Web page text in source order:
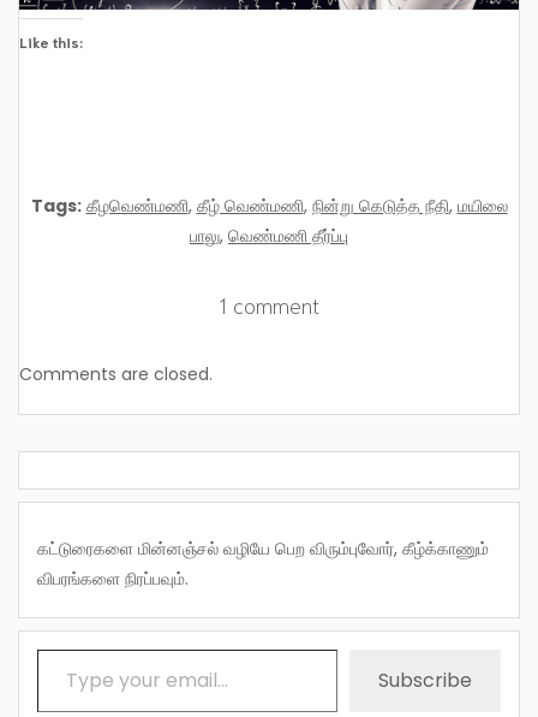
Like this:
Tags: கீழவெண்மணி, கீழ் வெண்மணி, நின்று கெடுத்த நீதி, மயிலை
பாலு, வெண்மணி தீர்ப்பு
1 comment
Comments are closed.
கட்டுரைகளை மின்னஞ்சல் வழியே பெற விரும்புவோர், கீழ்க்காணும்
விபரங்களை நிரப்பவும்.
Type your email…
Subscribe